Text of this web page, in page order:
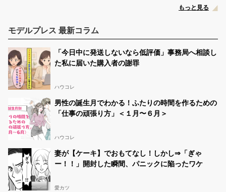
もっと見る
モデルプレス 最新コラム
「今日中に発送しないなら低評価」事務局へ相談し
た私に届いた購入者の謝罪
ハウコレ
男性の誕生月でわかる！ふたりの時間を作るための
「仕事の頑張り方」＜１月〜６月＞
ハウコレ
妻が【ケーキ】でおもてなし！しかし⇒「ぎゃ
ー！！」開封した瞬間、パニックに陥ったワケ
愛カツ